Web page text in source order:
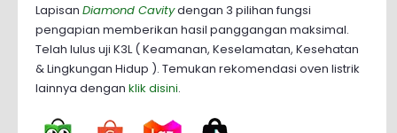
Lapisan Diamond Cavitydengan 3 pilihan fungsi
pengapian memberikan hasil panggangan maksimal.
Telah lulus uji K3L ( Keamanan, Keselamatan, Kesehatan
& Lingkungan Hidup ). Temukan rekomendasi oven listrik
lainnya dengan klik disini.